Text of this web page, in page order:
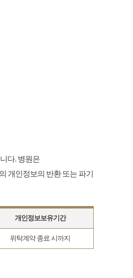
다. 병원은
개인정보의 반환 또는 파기
개인정보보유기간
위탁계약 종료 시까지